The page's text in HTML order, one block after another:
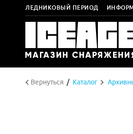
ЛЕДНИКОВЫЙ ПЕРИОД
Вернуться Каталог